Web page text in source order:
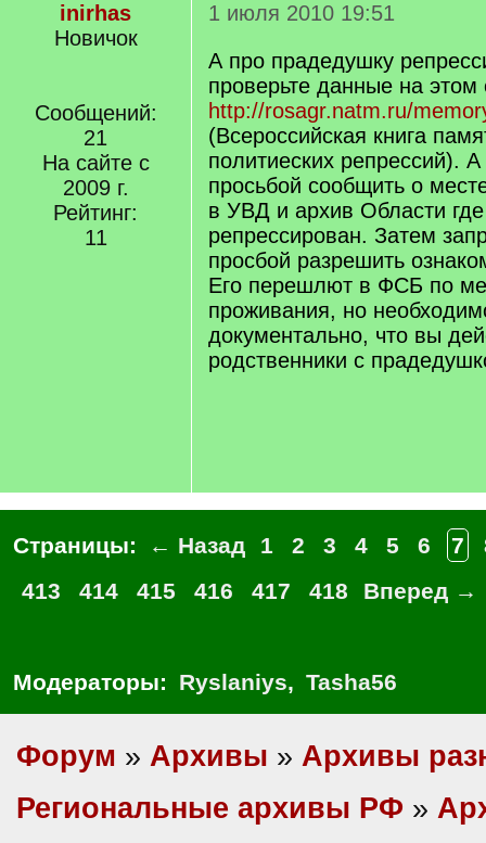
inirhas
Новичок
Сообщений:
21
На сайте с
2009 г.
Рейтинг:
11
1 июля 2010 19:51
А про прадедушку
проверьте данные на этом
http://rosagr.natm.ru/
(Всероссийская книга
политиеских репрессий).
просьбой сообщить о
в УВД и архив Области
репрессирован. Затем
просбой разрешить
Его перешлют в ФСБ по
проживания, но
документально, что вы
родственники с
Страницы: ← Назад 1 2 3 4 5 6 7
413
414 415 416 417 418 Вперед →
Модераторы: Ryslaniys, Tasha56
Форум » Архивы » Архивы
Региональные архивы РФ »